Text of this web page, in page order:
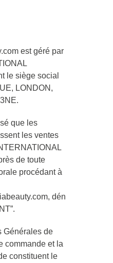
est géré par
le siège social
LONDON,
que les
les ventes
de toute
procédant à
dén
Générales de
commande et la
constituent le